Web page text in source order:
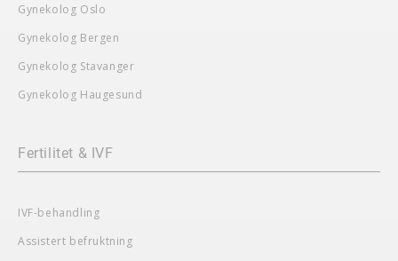
Gynekolog Oslo
Gynekolog Bergen
Gynekolog Stavanger
Gynekolog Haugesund
Fertilitet & IVF
IVF-behandling
Assistert befruktning